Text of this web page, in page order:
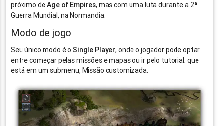
próximo deAge of Empires, mas com uma luta durante a 2ª
Guerra Mundial, na Normandia.
Modo de jogo
Seu único modo é oSingle Player, onde o jogador pode optar
entre começar pelas missões e mapas ou ir pelo tutorial, que
está em um submenu, Missão customizada.